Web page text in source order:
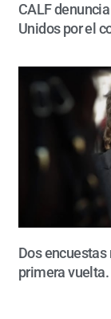
CALF
Unidos por el
Dos
primera vuelta.